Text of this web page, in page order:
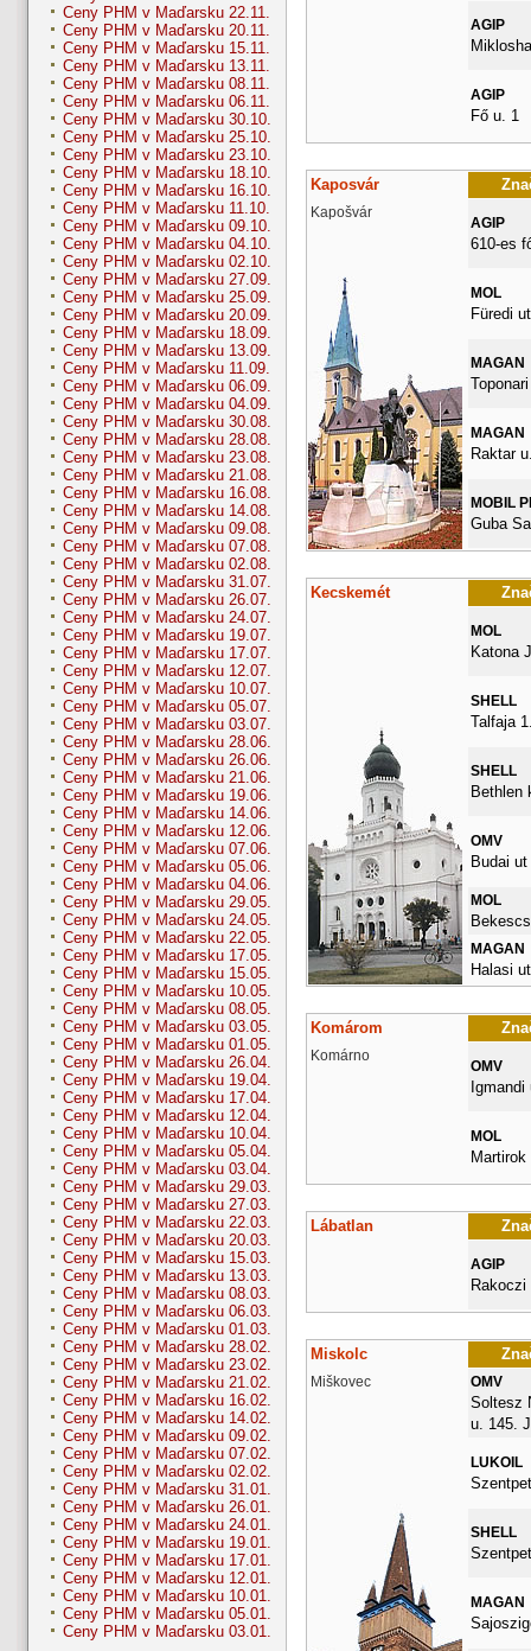
Ceny PHM v Maďarsku 22.11.
Ceny PHM v Maďarsku 20.11.
Ceny PHM v Maďarsku 15.11.
Ceny PHM v Maďarsku 13.11.
Ceny PHM v Maďarsku 08.11.
Ceny PHM v Maďarsku 06.11.
Ceny PHM v Maďarsku 30.10.
Ceny PHM v Maďarsku 25.10.
Ceny PHM v Maďarsku 23.10.
Ceny PHM v Maďarsku 18.10.
Ceny PHM v Maďarsku 16.10.
Ceny PHM v Maďarsku 11.10.
Ceny PHM v Maďarsku 09.10.
Ceny PHM v Maďarsku 04.10.
Ceny PHM v Maďarsku 02.10.
Ceny PHM v Maďarsku 27.09.
Ceny PHM v Maďarsku 25.09.
Ceny PHM v Maďarsku 20.09.
Ceny PHM v Maďarsku 18.09.
Ceny PHM v Maďarsku 13.09.
Ceny PHM v Maďarsku 11.09.
Ceny PHM v Maďarsku 06.09.
Ceny PHM v Maďarsku 04.09.
Ceny PHM v Maďarsku 30.08.
Ceny PHM v Maďarsku 28.08.
Ceny PHM v Maďarsku 23.08.
Ceny PHM v Maďarsku 21.08.
Ceny PHM v Maďarsku 16.08.
Ceny PHM v Maďarsku 14.08.
Ceny PHM v Maďarsku 09.08.
Ceny PHM v Maďarsku 07.08.
Ceny PHM v Maďarsku 02.08.
Ceny PHM v Maďarsku 31.07.
Ceny PHM v Maďarsku 26.07.
Ceny PHM v Maďarsku 24.07.
Ceny PHM v Maďarsku 19.07.
Ceny PHM v Maďarsku 17.07.
Ceny PHM v Maďarsku 12.07.
Ceny PHM v Maďarsku 10.07.
Ceny PHM v Maďarsku 05.07.
Ceny PHM v Maďarsku 03.07.
Ceny PHM v Maďarsku 28.06.
Ceny PHM v Maďarsku 26.06.
Ceny PHM v Maďarsku 21.06.
Ceny PHM v Maďarsku 19.06.
Ceny PHM v Maďarsku 14.06.
Ceny PHM v Maďarsku 12.06.
Ceny PHM v Maďarsku 07.06.
Ceny PHM v Maďarsku 05.06.
Ceny PHM v Maďarsku 04.06.
Ceny PHM v Maďarsku 29.05.
Ceny PHM v Maďarsku 24.05.
Ceny PHM v Maďarsku 22.05.
Ceny PHM v Maďarsku 17.05.
Ceny PHM v Maďarsku 15.05.
Ceny PHM v Maďarsku 10.05.
Ceny PHM v Maďarsku 08.05.
Ceny PHM v Maďarsku 03.05.
Ceny PHM v Maďarsku 01.05.
Ceny PHM v Maďarsku 26.04.
Ceny PHM v Maďarsku 19.04.
Ceny PHM v Maďarsku 17.04.
Ceny PHM v Maďarsku 12.04.
Ceny PHM v Maďarsku 10.04.
Ceny PHM v Maďarsku 05.04.
Ceny PHM v Maďarsku 03.04.
Ceny PHM v Maďarsku 29.03.
Ceny PHM v Maďarsku 27.03.
Ceny PHM v Maďarsku 22.03.
Ceny PHM v Maďarsku 20.03.
Ceny PHM v Maďarsku 15.03.
Ceny PHM v Maďarsku 13.03.
Ceny PHM v Maďarsku 08.03.
Ceny PHM v Maďarsku 06.03.
Ceny PHM v Maďarsku 01.03.
Ceny PHM v Maďarsku 28.02.
Ceny PHM v Maďarsku 23.02.
Ceny PHM v Maďarsku 21.02.
Ceny PHM v Maďarsku 16.02.
Ceny PHM v Maďarsku 14.02.
Ceny PHM v Maďarsku 09.02.
Ceny PHM v Maďarsku 07.02.
Ceny PHM v Maďarsku 02.02.
Ceny PHM v Maďarsku 31.01.
Ceny PHM v Maďarsku 26.01.
Ceny PHM v Maďarsku 24.01.
Ceny PHM v Maďarsku 19.01.
Ceny PHM v Maďarsku 17.01.
Ceny PHM v Maďarsku 12.01.
Ceny PHM v Maďarsku 10.01.
Ceny PHM v Maďarsku 05.01.
Ceny PHM v Maďarsku 03.01.
AGIP
AGIP
Fő u. 1
Kaposvár
Kapošvár
AGIP
610-es
MOL
Füredi
MAGAN
MAGAN
Raktar
MOBIL
Guba
Kecskemét
MOL
Katona
SHELL
Talfaja
SHELL
Bethlen
OMV
Budai ut
MOL
MAGAN
Halasi
Komárom
Komárno
OMV
Igmandi
MOL
Martirok
Lábatlan
AGIP
Rakoczi
Miskolc
Miškovec OMV
Soltesz
u. 145.
LUKOIL
SHELL
MAGAN